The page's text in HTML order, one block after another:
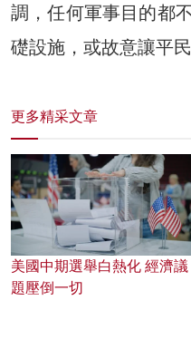
調，任何軍事目的都
礎設施，或故意讓平
更多精采文章
美國中期選舉白熱化 經濟議
題壓倒一切